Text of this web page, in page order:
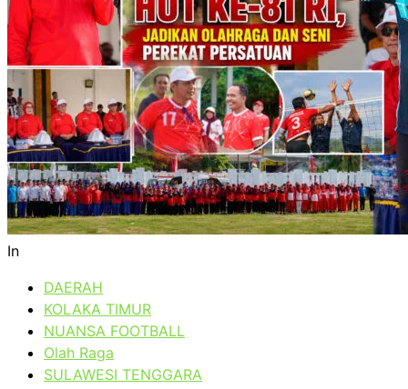
In
DAERAH
KOLAKA TIMUR
NUANSA FOOTBALL
Olah Raga
SULAWESI TENGGARA